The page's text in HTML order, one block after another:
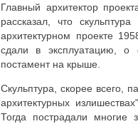
Главный архитектор
рассказал, что
архитектурном проекте
сдали в эксплуатацию, о
постамент на крыше.
Скульптура, скорее всего,
архитектурных
Тогда пострадали многие